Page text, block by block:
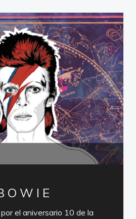
O W I E
el aniversario 10 de la